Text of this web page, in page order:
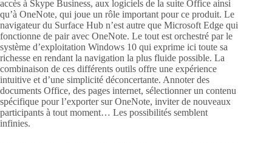
accès à Skype Business, aux logiciels de la suite Office ainsi
qu’à OneNote, qui joue un rôle important pour ce produit. Le
navigateur du Surface Hub n’est autre que Microsoft Edge qui
fonctionne de pair avec OneNote. Le tout est orchestré par le
système d’exploitation Windows 10 qui exprime ici toute sa
richesse en rendant la navigation la plus fluide possible. La
combinaison de ces différents outils offre une expérience
intuitive et d’une simplicité déconcertante. Annoter des
documents Office, des pages internet, sélectionner un contenu
spécifique pour l’exporter sur OneNote, inviter de nouveaux
participants à tout moment… Les possibilités semblent
infinies.